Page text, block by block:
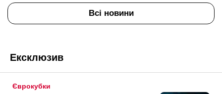
Всі новини
Ексклюзив
Єврокубки